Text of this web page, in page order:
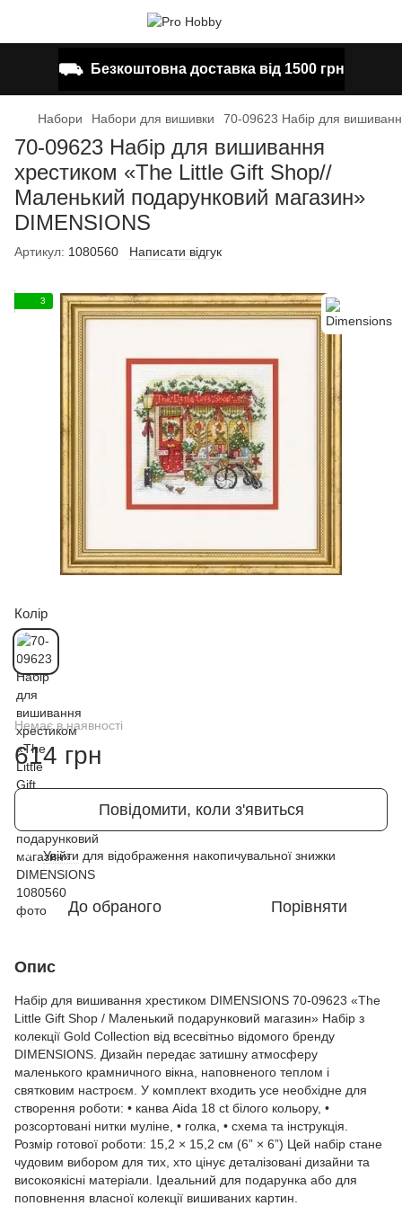
⛟ Безкоштовна доставка від 1500 грн
Набори Набори для вишивки 70-09623 Набір для
70-09623 Набір для вишивання
хрестиком «The Little Gift Shop//
Маленький подарунковий магазин»
DIMENSIONS
Артикул: 1080560 Написати відгук
3
Колір
Немає в наявності
614 грн
Повідомити, коли з'явиться
% Увійти для відображення накопичувальної знижки
До обраного Порівняти
Опис
Набір для вишивання хрестиком DIMENSIONS 70-09623 «The
Little Gift Shop / Маленький подарунковий магазин» Набір з
колекції Gold Collection від всесвітньо відомого бренду
DIMENSIONS. Дизайн передає затишну атмосферу
маленького крамничного вікна, наповненого теплом і
святковим настроєм. У комплект входить усе необхідне для
створення роботи: • канва Aida 18 ct білого кольору, •
розсортовані нитки муліне, • голка, • схема та інструкція.
Розмір готової роботи: 15,2 × 15,2 см (6” × 6”) Цей набір стане
чудовим вибором для тих, хто цінує деталізовані дизайни та
високоякісні матеріали. Ідеальний для подарунка або для
поповнення власної колекції вишиваних картин.